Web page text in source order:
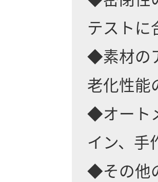
テストに
◆素材の
老化性能
◆オート
イン、手
◆その他